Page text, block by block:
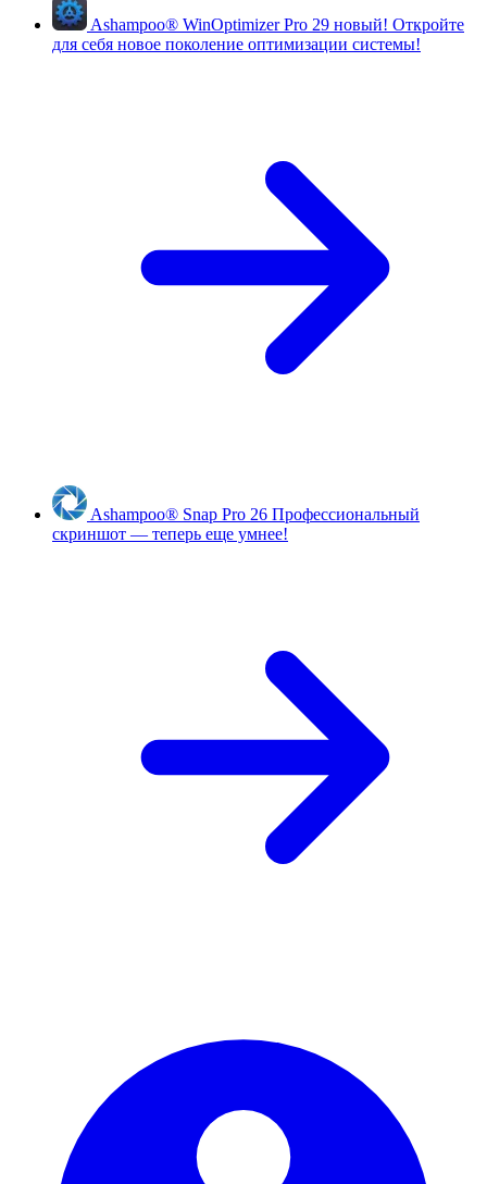
Ashampoo® WinOptimizer Pro 29 новый! Откройте
для себя новое поколение оптимизации системы!
Ashampoo® Snap Pro 26 Профессиональный
скриншот — теперь еще умнее!